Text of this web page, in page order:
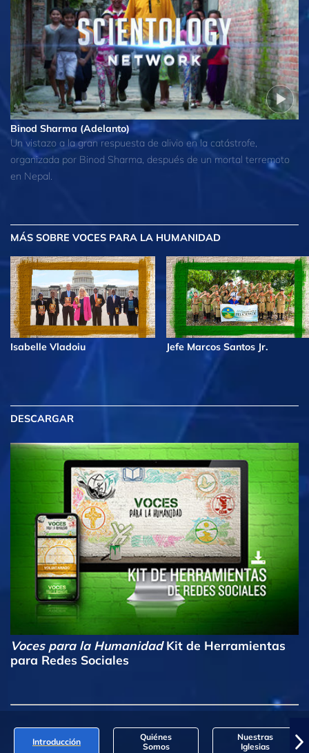
Binod Sharma (Adelanto)
Un vistazo a la gran respuesta de alivio en la catástrofe,
organizada por Binod Sharma, después de un mortal terremoto
en Nepal.
MÁS SOBRE VOCES PARA LA HUMANIDAD
Isabelle Vladoiu Jefe Marcos Santos Jr.
DESCARGAR
Voces para la HumanidadKit de Herramientas
para Redes Sociales
Introducción
Quiénes
Somos
Nuestras
Iglesias